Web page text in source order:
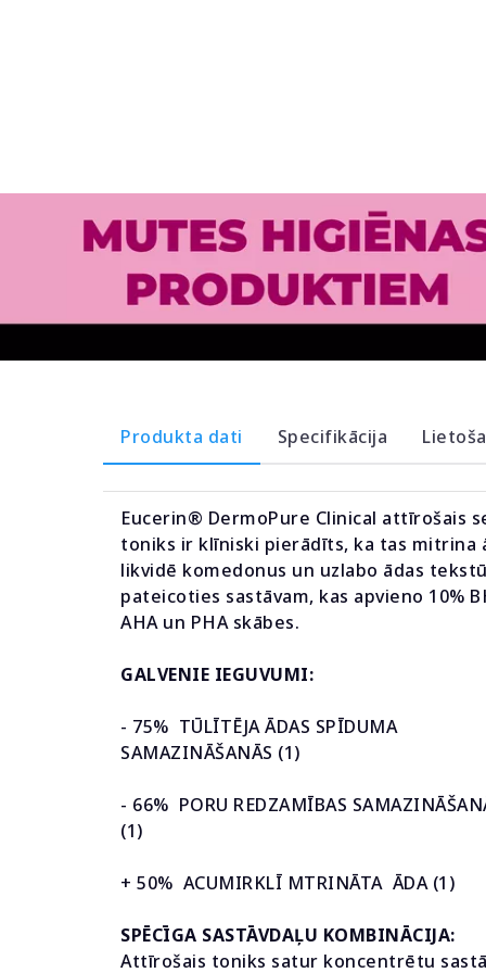
Produkta dati Specifikācija
Eucerin® DermoPure Clinical attīrošais
toniks ir klīniski pierādīts, ka tas mitrina
likvidē komedonus un uzlabo ādas
pateicoties sastāvam, kas apvieno 10%
AHA un PHA skābes.
GALVENIE IEGUVUMI:
- 75% TŪLĪTĒJA ĀDAS SPĪDUMA
SAMAZINĀŠANĀS (1)
- 66% PORU REDZAMĪBAS
(1)
+ 50% ACUMIRKLĪ MTRINĀTA ĀDA (1)
SPĒCĪGA SASTĀVDAĻU KOMBINĀCIJA:
Attīrošais toniks satur koncentrētu